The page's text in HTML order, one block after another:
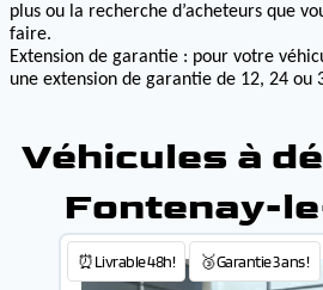
plus ou la recherche d’acheteurs que
faire.
Extension de garantie : pour votre
une extension de garantie de 12, 24 ou
Véhicules à
Fontenay-
⏰Livrable 48h! 🥉Garantie 3 ans !